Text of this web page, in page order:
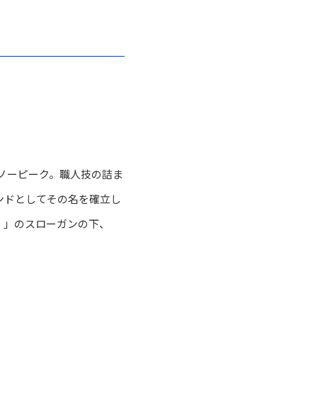
ーピーク。職人技の詰ま
としてその名を確立し
のスローガンの下、